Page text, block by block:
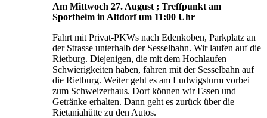
Am Mittwoch 27. August ; Treffpunkt am
Sportheim in Altdorf um 11:00 Uhr
Fahrt mit Privat-PKWs nach Edenkoben, Parkplatz an
der Strasse unterhalb der Sesselbahn. Wir laufen auf die
Rietburg. Diejenigen, die mit dem Hochlaufen
Schwierigkeiten haben, fahren mit der Sesselbahn auf
die Rietburg. Weiter geht es am Ludwigsturm vorbei
zum Schweizerhaus. Dort können wir Essen und
Getränke erhalten. Dann geht es zurück über die
Rietaniahütte zu den Autos.